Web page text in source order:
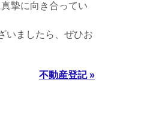
摯に向き合ってい
いましたら、ぜひお
不動産登記 »